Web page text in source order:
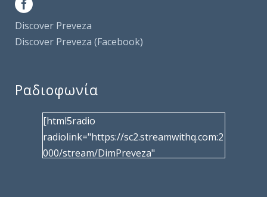
Discover Preveza
Discover Preveza (Facebook)
Ραδιοφωνία
[html5radio
radiolink="https://sc2.streamwithq.com:2
000/stream/DimPreveza"